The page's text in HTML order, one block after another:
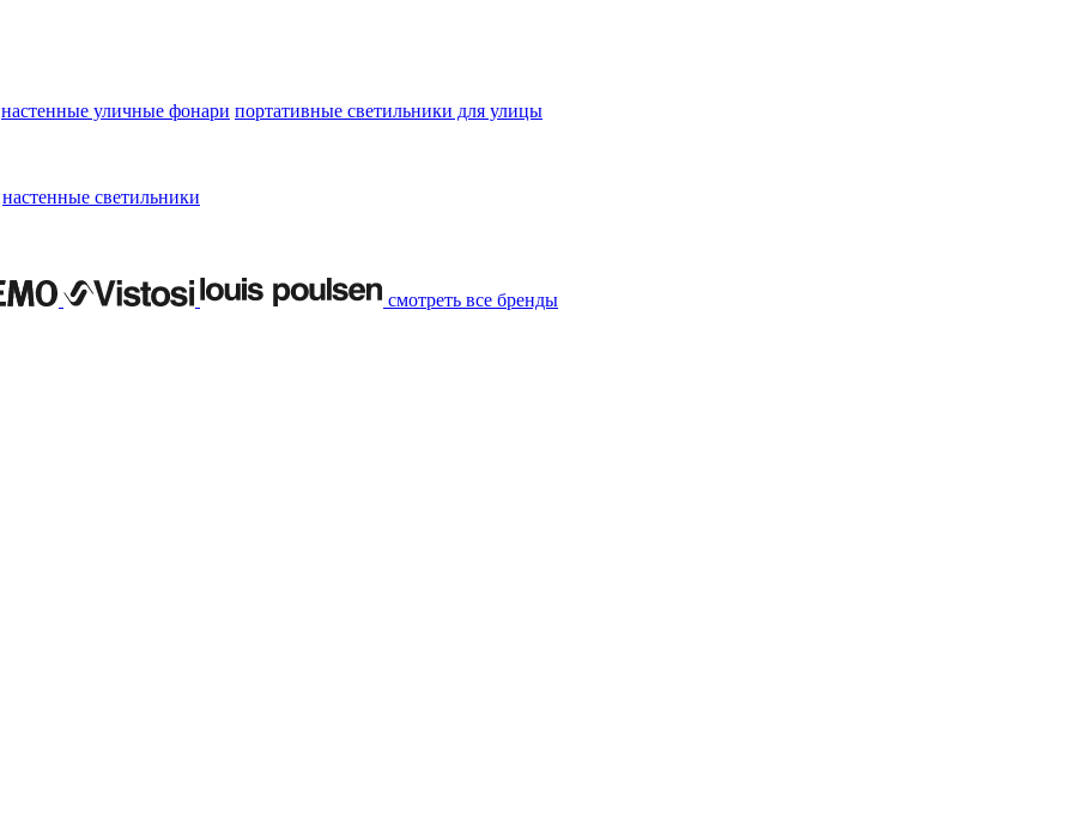
настенные уличные фонари портативные светильники для улицы
настенные светильники
смотреть все бренды